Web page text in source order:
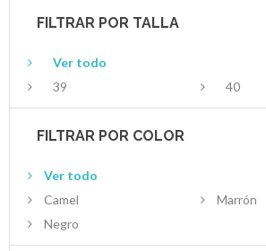
FILTRAR POR TALLA
Ver todo
39
40
FILTRAR POR COLOR
Ver todo
Camel
Marrón
Negro